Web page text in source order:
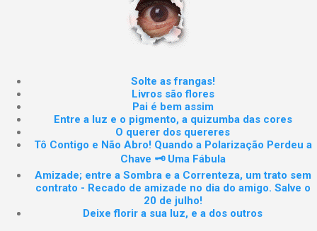
Solte as frangas!
Livros são flores
Pai é bem assim
Entre a luz e o pigmento, a quizumba das cores
O querer dos quereres
Tô Contigo e Não Abro! Quando a Polarização Perdeu a
Chave 🗝️ Uma Fábula
Amizade; entre a Sombra e a Correnteza, um trato sem
contrato - Recado de amizade no dia do amigo. Salve o
20 de julho!
Deixe florir a sua luz, e a dos outros